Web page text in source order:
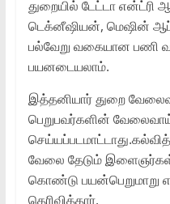
துறையில் டேட்டா என்ட்ரி
டெக்னீஷியன், மெஷின்
பல்வேறு வகையான பணி
பயனடையலாம்.
இத்தனியார் துறை
பெறுபவர்களின்
செய்யப்படமாட்டாது.கல்வித்
வேலை தேடும் இளைஞர்கள்
கொண்டு பயன்பெறுமாறு
தெரிவித்தார்.